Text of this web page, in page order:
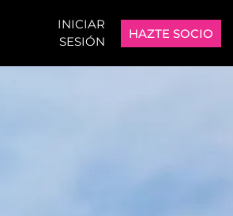
INICIAR
SESIÓN
HAZTE SOCIO